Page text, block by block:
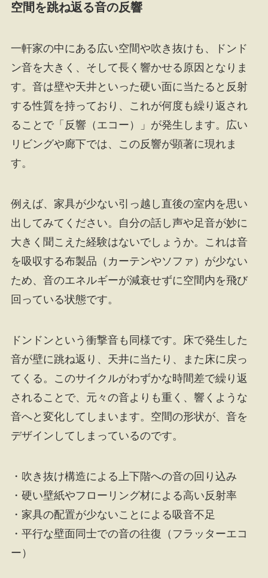
空間を跳ね返る音の反響
一軒家の中にある広い空間や吹き抜けも、ドンド
ン音を大きく、そして長く響かせる原因となりま
す。音は壁や天井といった硬い面に当たると反射
する性質を持っており、これが何度も繰り返され
ることで「反響（エコー）」が発生します。広い
リビングや廊下では、この反響が顕著に現れま
す。
例えば、家具が少ない引っ越し直後の室内を思い
出してみてください。自分の話し声や足音が妙に
大きく聞こえた経験はないでしょうか。これは音
を吸収する布製品（カーテンやソファ）が少ない
ため、音のエネルギーが減衰せずに空間内を飛び
回っている状態です。
ドンドンという衝撃音も同様です。床で発生した
音が壁に跳ね返り、天井に当たり、また床に戻っ
てくる。このサイクルがわずかな時間差で繰り返
されることで、元々の音よりも重く、響くような
音へと変化してしまいます。空間の形状が、音を
デザインしてしまっているのです。
・吹き抜け構造による上下階への音の回り込み
・硬い壁紙やフローリング材による高い反射率
・家具の配置が少ないことによる吸音不足
・平行な壁面同士での音の往復（フラッターエコ
ー）